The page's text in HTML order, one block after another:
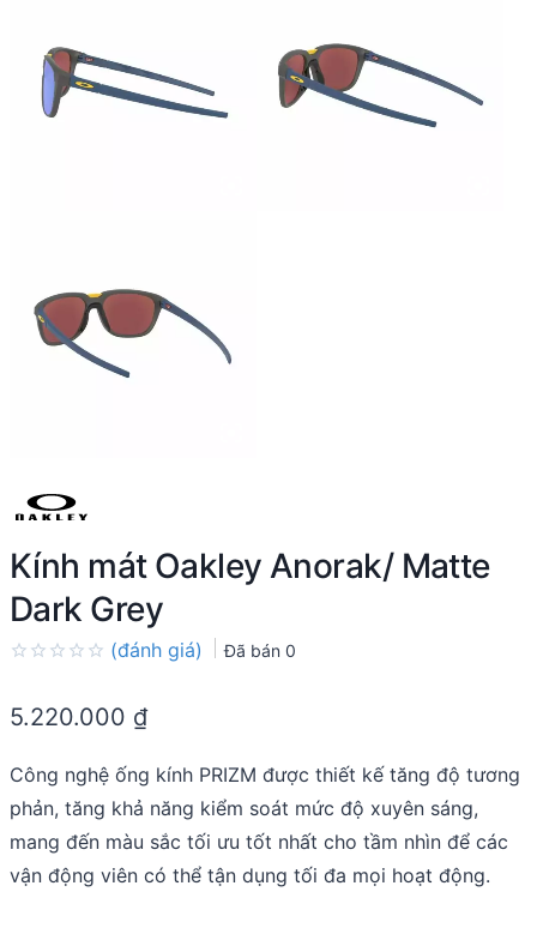
Kính mát Oakley Anorak/ Matte
Dark Grey
out
(đánh giá) Đã bán 0
5.220.000 ₫
Công nghệ ống kính PRIZM được thiết kế tăng độ tương
phản, tăng khả năng kiểm soát mức độ xuyên sáng,
mang đến màu sắc tối ưu tốt nhất cho tầm nhìn để các
vận động viên có thể tận dụng tối đa mọi hoạt động.